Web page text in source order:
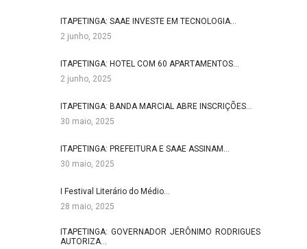
ITAPETINGA: SAAE INVESTE EM TECNOLOGIA…
2 junho, 2025
ITAPETINGA: HOTEL COM 60 APARTAMENTOS…
2 junho, 2025
ITAPETINGA: BANDA MARCIAL ABRE INSCRIÇÕES…
30 maio, 2025
ITAPETINGA: PREFEITURA E SAAE ASSINAM…
30 maio, 2025
I Festival Literário do Médio…
28 maio, 2025
ITAPETINGA: GOVERNADOR JERÔNIMO RODRIGUES
AUTORIZA…